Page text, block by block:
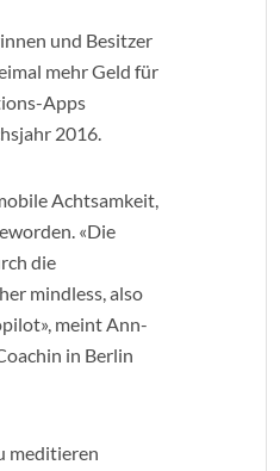
und Besitzer
mehr Geld für
Apps
2016.
Achtsamkeit,
«Die
die
mindless, also
meint Ann-
in Berlin
meditieren